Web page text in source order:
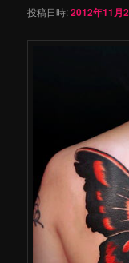
投稿日時:2012年11月